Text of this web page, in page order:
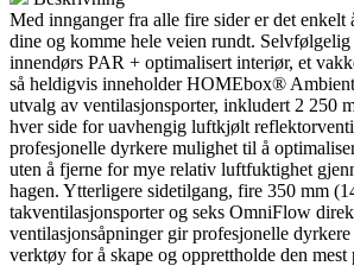
Med innganger fra alle fire sider er det enkelt
dine og komme hele veien rundt. Selvfølgelig
innendørs PAR + optimalisert interiør, et
så heldigvis inneholder HOMEbox®
utvalg av ventilasjonsporter, inkludert 2 250
hver side for uavhengig luftkjølt
profesjonelle dyrkere mulighet til å
uten å fjerne for mye relativ luftfuktighet
hagen. Ytterligere sidetilgang, fire 350 mm
takventilasjonsporter og seks OmniFlow
ventilasjonsåpninger gir profesjonelle
verktøy for å skape og opprettholde den